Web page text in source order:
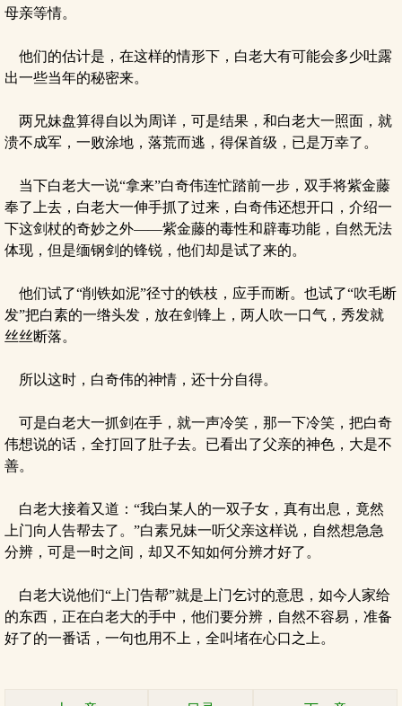
母亲等情。
他们的估计是，在这样的情形下，白老大有可能会多少吐露
出一些当年的秘密来。
两兄妹盘算得自以为周详，可是结果，和白老大一照面，就
溃不成军，一败涂地，落荒而逃，得保首级，已是万幸了。
当下白老大一说“拿来”白奇伟连忙踏前一步，双手将紫金藤
奉了上去，白老大一伸手抓了过来，白奇伟还想开口，介绍一
下这剑杖的奇妙之外——紫金藤的毒性和辟毒功能，自然无法
体现，但是缅钢剑的锋锐，他们却是试了来的。
他们试了“削铁如泥”径寸的铁枝，应手而断。也试了“吹毛断
发”把白素的一绺头发，放在剑锋上，两人吹一口气，秀发就
丝丝断落。
所以这时，白奇伟的神情，还十分自得。
可是白老大一抓剑在手，就一声冷笑，那一下冷笑，把白奇
伟想说的话，全打回了肚子去。已看出了父亲的神色，大是不
善。
白老大接着又道：“我白某人的一双子女，真有出息，竟然
上门向人告帮去了。”白素兄妹一听父亲这样说，自然想急急
分辨，可是一时之间，却又不知如何分辨才好了。
白老大说他们“上门告帮”就是上门乞讨的意思，如今人家给
的东西，正在白老大的手中，他们要分辨，自然不容易，准备
好了的一番话，一句也用不上，全叫堵在心口之上。